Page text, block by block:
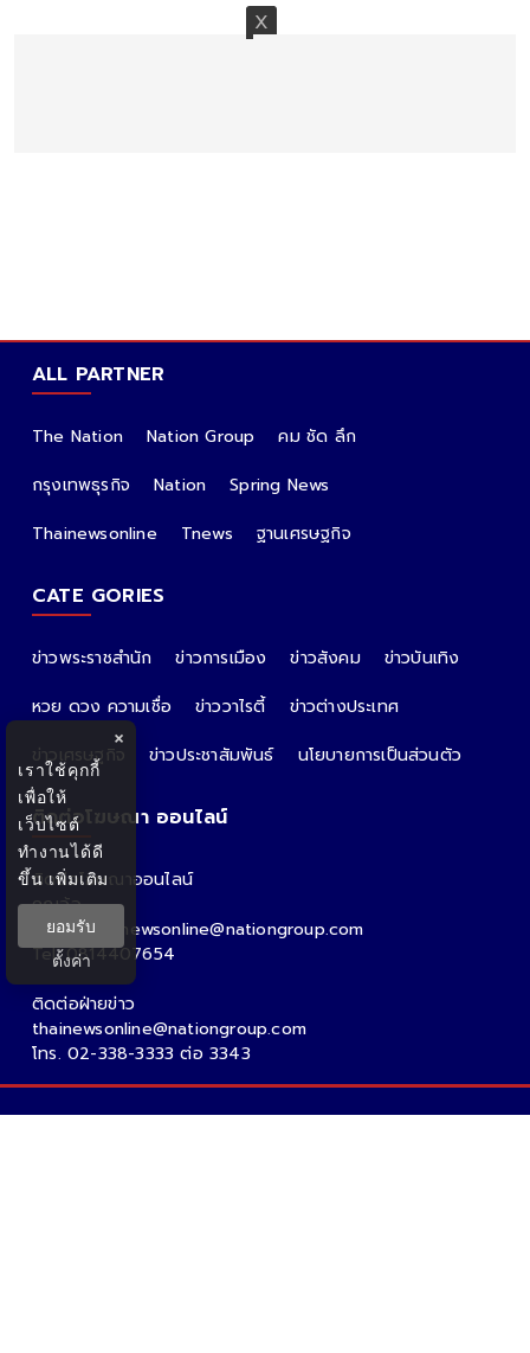
ALL PARTNER
The Nation Nation Group
คม ชัด ลึก
กรุงเทพธุรกิจ
Nation
Spring News
Thainewsonline
Tnews ฐานเศรษฐกิจ
CATE GORIES
ข่าวพระราชสำนัก ข่าวการเมือง ข่าวสังคม
ข่าวบันเทิง
หวย ดวง ความเชื่อ
ข่าววาไรตี้
ข่าวต่างประเทศ
ข่าวเศรษฐกิจ
ข่าวประชาสัมพันธ์ นโยบายการเป็นส่วนตัว
ติดต่อโฆษณา ออนไลน์
ติดต่อโฆษณาออนไลน์
คุณอ้อ
Email : thainewsonline@nationgroup.com
Tel: 0814407654
ติดต่อฝ่ายข่าว
thainewsonline@nationgroup.com
โทร. 02-338-3333 ต่อ 3343
×
เราใช้คุกกี้
เพื่อให้
เว็บไซต์
ทำงานได้ดี
ขึ้นเพิ่มเติม
ยอมรับ
ตั้งค่า